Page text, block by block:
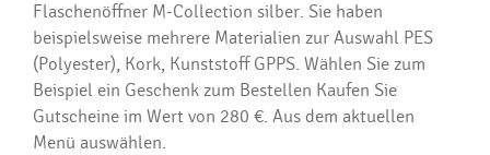
Flaschenöffner M-Collection silber. Sie haben
beispielsweise mehrere Materialien zur Auswahl PES
(Polyester), Kork, Kunststoff GPPS. Wählen Sie zum
Beispiel ein Geschenk zum Bestellen Kaufen Sie
Gutscheine im Wert von 280 €. Aus dem aktuellen
Menü auswählen.